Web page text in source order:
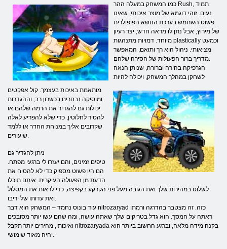
כמו המשחק במעלה ההר Rush, תמיד
נעים. זוהי דוגמא של מוצר איכותי, שאינו
פשוט השתמש בערכת הנושא הפופולרית
של מירוץ, אבל נתן לו מראה חדש, יצר רעיון
מיוחד. דמויות מתנהגות plastically וכמעט
מציאותי. ניהול הוא רך ותואם, המאפשר
מדריך ברור הפעולות של הסירה שלהם.
הגרפיקה בהירה וברורה, שנותן הנאה
לשחקן במהלך המשחק, ויכולה להיות
מותאמת באיכות בעצמך. קול אפקטים
ומוסיקה נבחרים בכשרון רב, וההגדרות
יכולות גם להגדיר את הרמה שלהם או
להסיר לחלוטין, כדי שלא להפריע לאלה
שקרובים אליך במנוחת החדר או ללמד
שיעורים.
ניתן להגדיר גם
טיפים זמינים, והם יעזרו לי ברגעי מפתח.
הם היו פשוט מספיק כדי לא להסיח את
הדעת מן הפעולה העיקרית. איתם תוכלו
לשלוט במהירות שלך ואת הגובה מעל פני הקרקע בקפיצה, כדי לראות את המסלול
ואת עדותו של יריבו.
עוד בונוס נחמד – המשחק הוא דבר nitrozaryad כזה. זה מצטבר בהדרגה ורמתו
ראתה על המסך. הוא גדל בטריקים שלך שאתה עושה, ומה שהם עשו יותר מסובכים
ואיכותי, מהירים יותר תקבל nitrozaryada בקנה מידה מלאה, וברגע החשוב ביותר הוא
יהיה מאוד שימושי.